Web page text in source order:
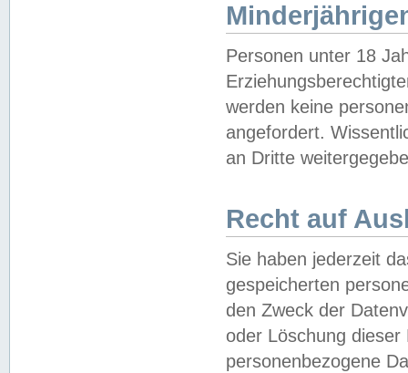
Personen unter 18
werden keine
angefordert.
an Dritte
Recht auf
Sie haben jederzeit
gespeicherten
den Zweck der
oder Löschung
personenbezogene